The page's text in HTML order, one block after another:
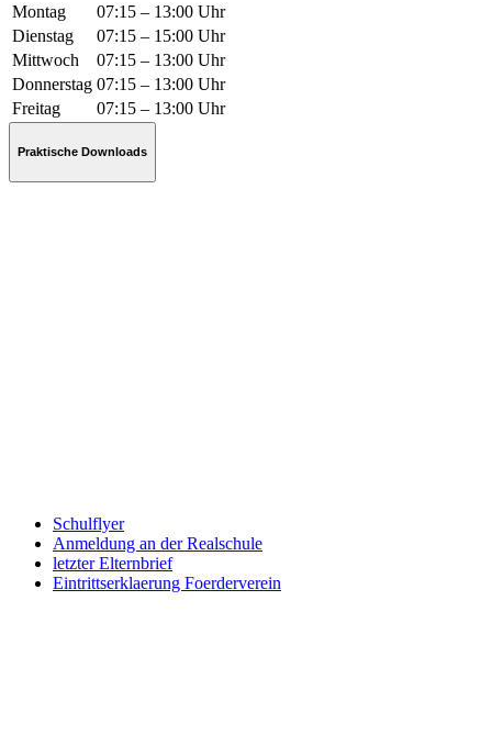
Montag
07:15 – 13:00 Uhr
Dienstag
07:15 – 15:00 Uhr
Mittwoch
07:15 – 13:00 Uhr
Donnerstag 07:15 – 13:00 Uhr
Freitag
07:15 – 13:00 Uhr
Praktische Downloads
Schulflyer
Anmeldung an der Realschule
letzter Elternbrief
Eintrittserklaerung Foerderverein